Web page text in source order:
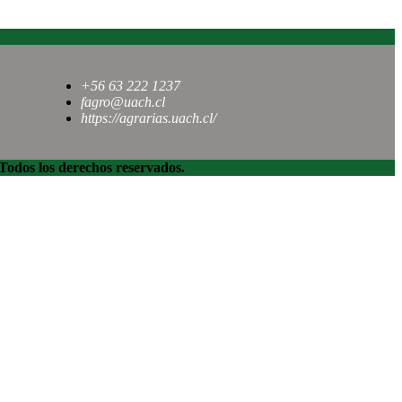
+56 63 222 1237
fagro@uach.cl
https://agrarias.uach.cl/
los derechos reservados.